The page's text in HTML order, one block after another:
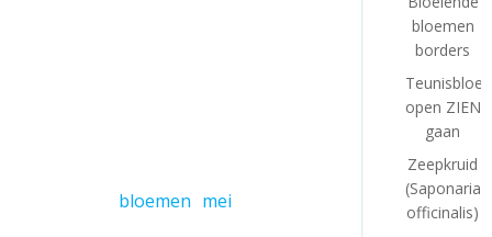
bloemen mei
bloemen
borders
open ZIEN
gaan
Zeepkruid
(Saponaria
officinalis)